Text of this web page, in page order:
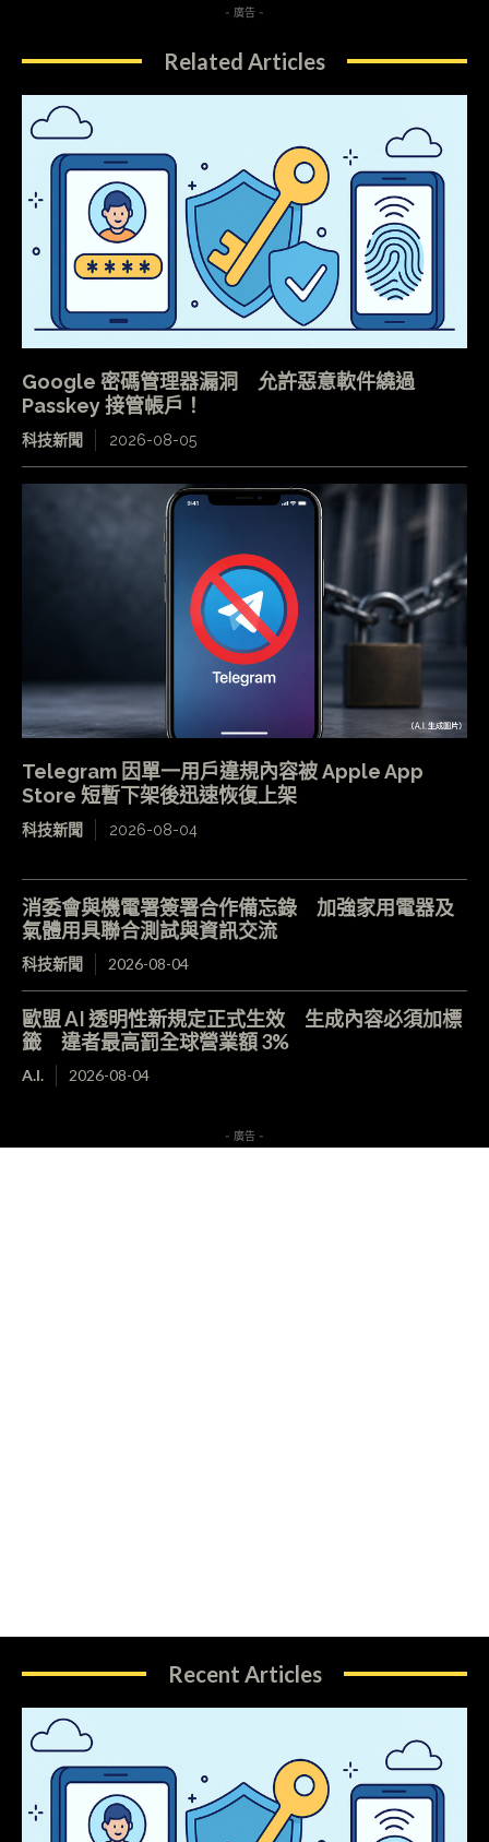
- 廣告 -
Related Articles
Google 密碼管理器漏洞 允許惡意軟件繞過
Passkey 接管帳戶！
科技新聞 2026-08-05
Telegram 因單一用戶違規內容被 Apple App
Store 短暫下架後迅速恢復上架
科技新聞 2026-08-04
消委會與機電署簽署合作備忘錄 加強家用電器及
氣體用具聯合測試與資訊交流
科技新聞 2026-08-04
歐盟 AI 透明性新規定正式生效 生成內容必須加標
籤 違者最高罰全球營業額 3%
A.I. 2026-08-04
- 廣告 -
Recent Articles